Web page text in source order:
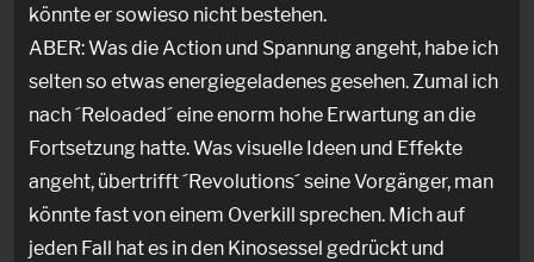
könnte er sowieso nicht bestehen.
ABER: Was die Action und Spannung angeht, habe ich
selten so etwas energiegeladenes gesehen. Zumal ich
nach ´Reloaded´ eine enorm hohe Erwartung an die
Fortsetzung hatte. Was visuelle Ideen und Effekte
angeht, übertrifft ´Revolutions´ seine Vorgänger, man
könnte fast von einem Overkill sprechen. Mich auf
jeden Fall hat es in den Kinosessel gedrückt und